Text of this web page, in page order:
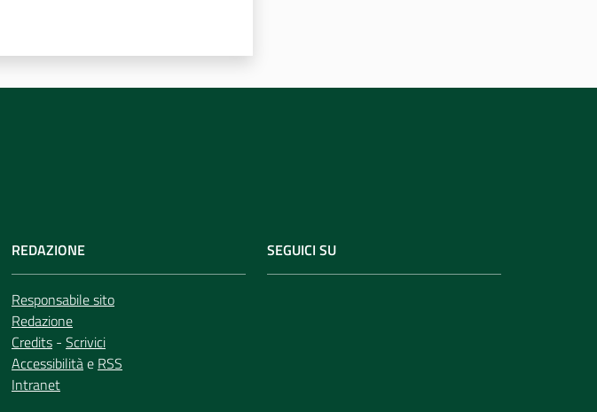
REDAZIONE
Responsabile sito
Redazione
Credits - Scrivici
Accessibilitàe RSS
Intranet
SEGUICI SU